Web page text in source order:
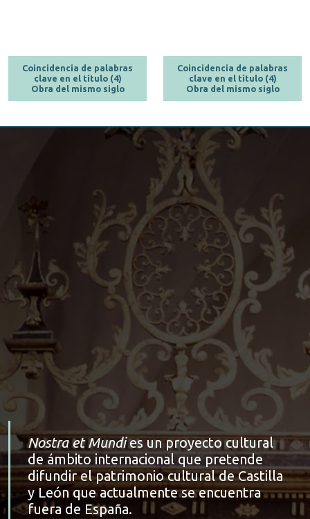
Coincidencia de palabras
clave en el título (4)
Obra del mismo siglo
Coincidencia de palabras
clave en el título (4)
Obra del mismo siglo
Nostra et Mundies un proyecto cultural
de ámbito internacional que pretende
difundir el patrimonio cultural de Castilla
y León que actualmente se encuentra
fuera de España.